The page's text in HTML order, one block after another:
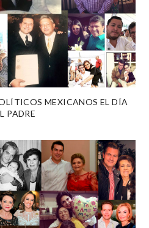
MEXICANOS EL DÍA
PADRE